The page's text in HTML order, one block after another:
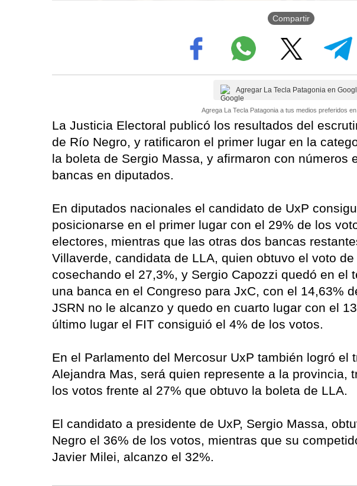
Compartir
Agregar La Tecla Patagonia en
Agrega La Tecla Patagonia a tus medios preferidos en
La Justicia Electoral publicó los resultados del
de Río Negro, y ratificaron el primer lugar en la
la boleta de Sergio Massa, y afirmaron con números
bancas en diputados.
En diputados nacionales el candidato de UxP
posicionarse en el primer lugar con el 29% de los
electores, mientras que las otras dos bancas
Villaverde, candidata de LLA, quien obtuvo el voto
cosechando el 27,3%, y Sergio Capozzi quedó en el
una banca en el Congreso para JxC, con el 14,63%
JSRN no le alcanzo y quedo en cuarto lugar con el
último lugar el FIT consiguió el 4% de los votos.
En el Parlamento del Mercosur UxP también logró el
Alejandra Mas, será quien represente a la provincia,
los votos frente al 27% que obtuvo la boleta de LLA.
El candidato a presidente de UxP, Sergio Massa,
Negro el 36% de los votos, mientras que su
Javier Milei, alcanzo el 32%.